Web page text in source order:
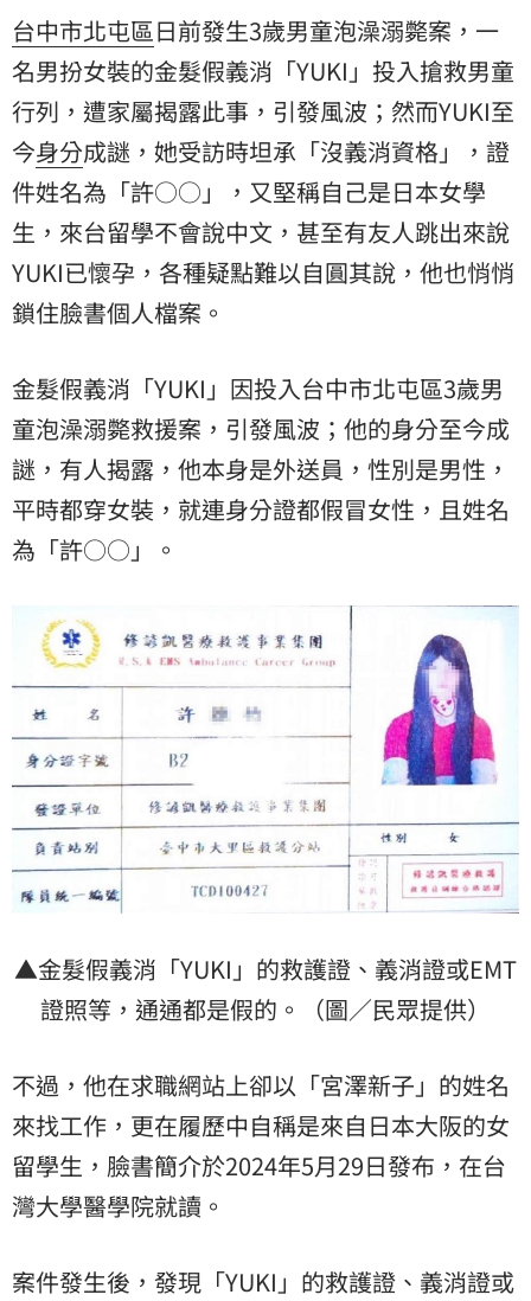
台中市北屯區日前發生3歲男童泡澡溺斃案，一
名男扮女裝的金髮假義消「YUKI」投入搶救男童
行列，遭家屬揭露此事，引發風波；然而YUKI至
今身分成謎，她受訪時坦承「沒義消資格」，證
件姓名為「許○○」，又堅稱自己是日本女學
生，來台留學不會說中文，甚至有友人跳出來說
YUKI已懷孕，各種疑點難以自圓其說，他也悄悄
鎖住臉書個人檔案。
金髮假義消「YUKI」因投入台中市北屯區3歲男
童泡澡溺斃救援案，引發風波；他的身分至今成
謎，有人揭露，他本身是外送員，性別是男性，
平時都穿女裝，就連身分證都假冒女性，且姓名
為「許○○」。
▲金髮假義消「YUKI」的救護證、義消證或EMT
證照等，通通都是假的。（圖／民眾提供）
不過，他在求職網站上卻以「宮澤新子」的姓名
來找工作，更在履歷中自稱是來自日本大阪的女
留學生，臉書簡介於2024年5月29日發布，在台
灣大學醫學院就讀。
案件發生後，發現「YUKI」的救護證、義消證或